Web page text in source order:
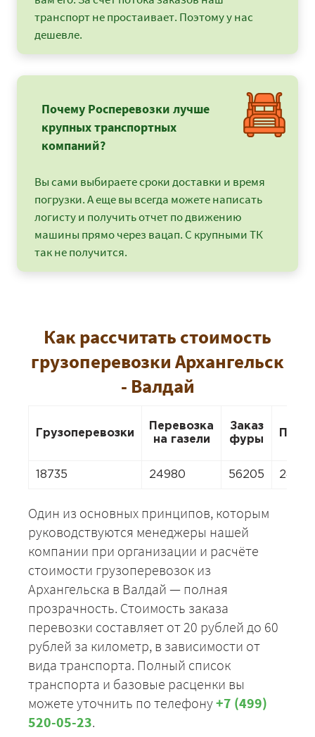
транспорт не простаивает. Поэтому у нас
дешевле.
Почему Росперевозки лучше
крупных транспортных
компаний?
Вы сами выбираете сроки доставки и время
погрузки. А еще вы всегда можете написать
логисту и получить отчет по движению
машины прямо через вацап. С крупными ТК
так не получится.
Как рассчитать стоимость
грузоперевозки Архангельск
- Валдай
Грузоперевозки
Перевозка
на газели
Заказ
фуры
18735 24980 56205 24980
Один из основных принципов, которым
руководствуются менеджеры нашей
компании при организации и расчёте
стоимости грузоперевозок из
Архангельска в Валдай — полная
прозрачность. Стоимость заказа
перевозки составляет от 20 рублей до 60
рублей за километр, в зависимости от
вида транспорта. Полный список
транспорта и базовые расценки вы
можете уточнить по телефону+7 (499)
520-05-23.